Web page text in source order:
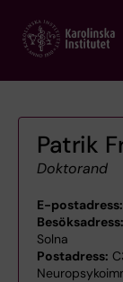
main
Patrik
Doktorand
E-postadress:
Besöksadress:
Solna
Postadress: